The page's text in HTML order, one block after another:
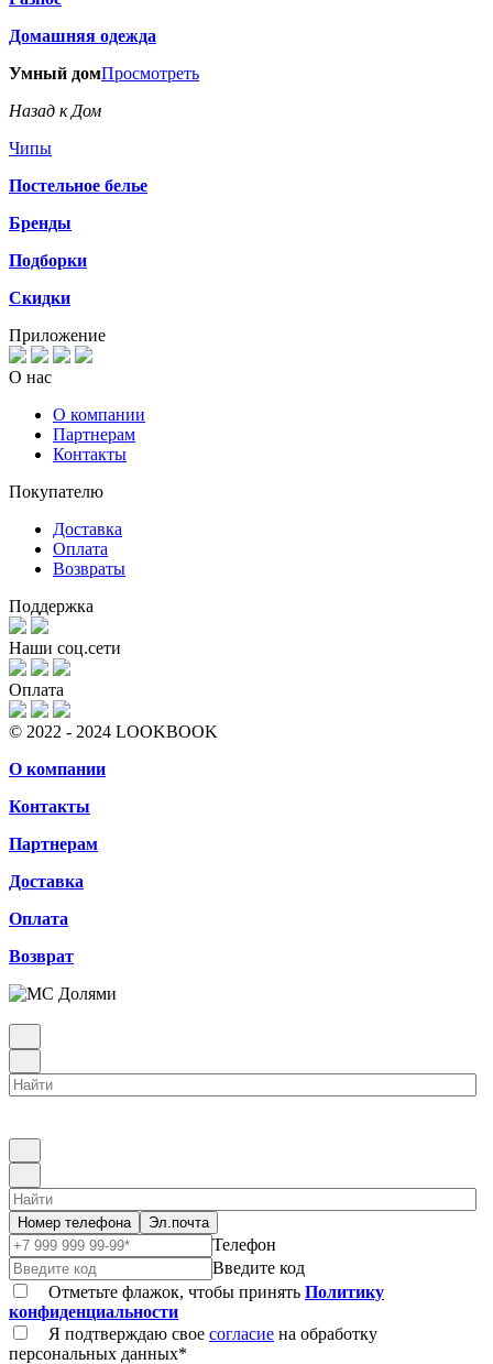
Домашняя одежда
Умный домПросмотреть
Назад к Дом
Чипы
Постельное белье
Бренды
Подборки
Скидки
Приложение
О нас
О компании
Партнерам
Контакты
Покупателю
Доставка
Оплата
Возвраты
Поддержка
Наши соц.сети
Оплата
© 2022 - 2024 LOOKBOOK
О компании
Контакты
Партнерам
Доставка
Оплата
Возврат
Номер телефона Эл.почта
Телефон
Введите код
Отметьте флажок, чтобы принять Политику
конфиденциальности
Я подтверждаю свое согласие на обработку
персональных данных*